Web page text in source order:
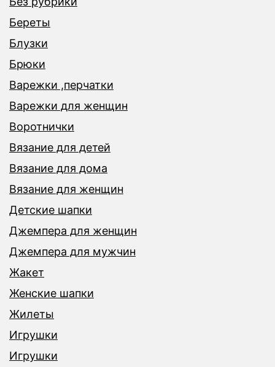
Береты
Блузки
Брюки
Варежки ,перчатки
Варежки для женщин
Воротнички
Вязание для детей
Вязание для дома
Вязание для женщин
Детские шапки
Джемпера для женщин
Джемпера для мужчин
Жакет
Женские шапки
Жилеты
Игрушки
Игрушки